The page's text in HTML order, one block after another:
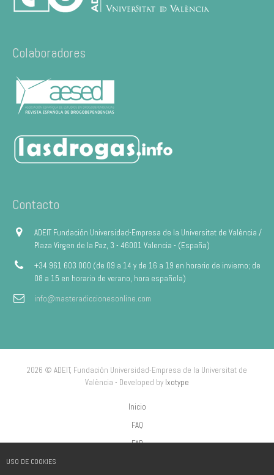
USO DE COOKIES
Colaboradores
Contacto
ADEIT Fundación Universidad-Empresa de la Universitat de València /
Plaza Virgen de la Paz, 3 - 46001 Valencia - (España)
+34 961 603 000 (de 09 a 14 y de 16 a 19 en horario de invierno; de
08 a 15 en horario de verano, hora española)
info@masteradiccionesonline.com
2026 © ADEIT, Fundación Universidad-Empresa de la Universitat de
València - Developed by Ixotype
Inicio
FAQ
FAP